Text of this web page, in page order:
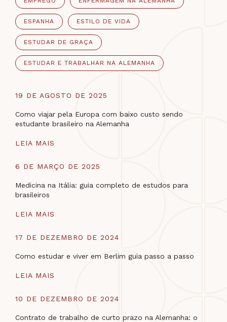
ESPANHA ESTILO DE VIDA
ESTUDAR DE GRAÇA
ESTUDAR E TRABALHAR NA ALEMANHA
19 DE AGOSTO DE 2025
Como viajar pela Europa com baixo custo sendo
estudante brasileiro na Alemanha
LEIA MAIS
6 DE MARÇO DE 2025
Medicina na Itália: guia completo de estudos para
brasileiros
LEIA MAIS
17 DE DEZEMBRO DE 2024
Como estudar e viver em Berlim guia passo a passo
LEIA MAIS
10 DE DEZEMBRO DE 2024
Contrato de trabalho de curto prazo na Alemanha: o